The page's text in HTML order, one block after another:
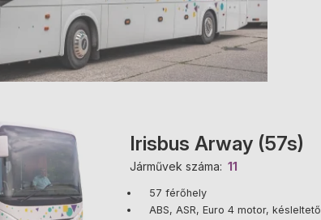
Irisbus Arway (57s)
Járművek száma 11
57 férőhely
ABS, ASR, Euro 4 motor, késleltető